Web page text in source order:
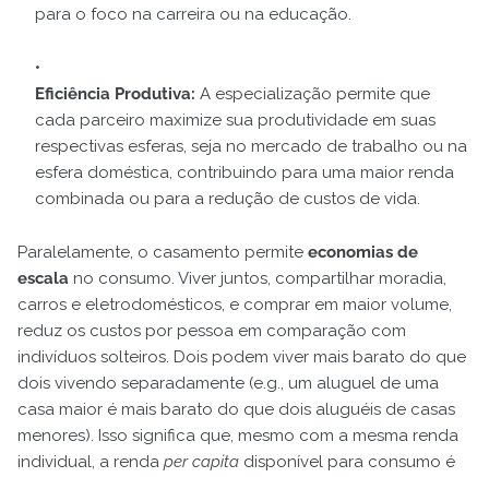
para o foco na carreira ou na educação.
Eficiência Produtiva: A especialização permite que
cada parceiro maximize sua produtividade em suas
respectivas esferas, seja no mercado de trabalho ou na
esfera doméstica, contribuindo para uma maior renda
combinada ou para a redução de custos de vida.
Paralelamente, o casamento permite economias de
escala no consumo. Viver juntos, compartilhar moradia,
carros e eletrodomésticos, e comprar em maior volume,
reduz os custos por pessoa em comparação com
indivíduos solteiros. Dois podem viver mais barato do que
dois vivendo separadamente (e.g., um aluguel de uma
casa maior é mais barato do que dois aluguéis de casas
menores). Isso significa que, mesmo com a mesma renda
individual, a renda per capita disponível para consumo é